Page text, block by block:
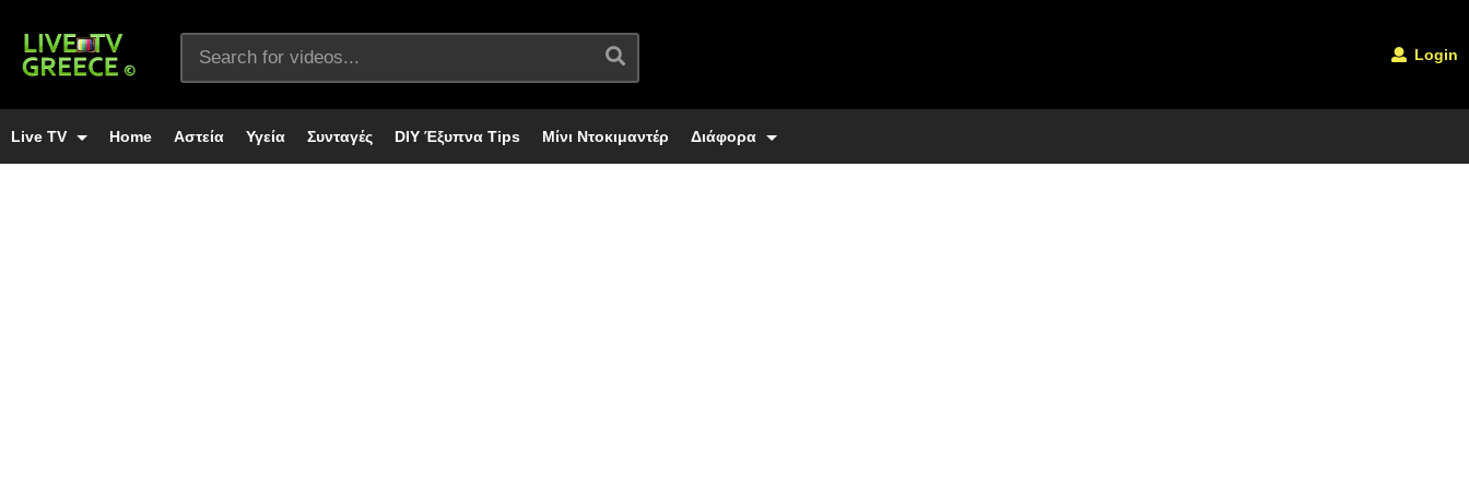
Login
Live TV Home Αστεία Υγεία Συνταγές DIY Έξυπνα Tips Μίνι Ντοκιμαντέρ Διάφορα